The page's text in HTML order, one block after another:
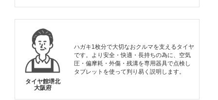
タイヤ館堺北
大阪府
ハガキ1枚分で大切なおクルマを支えるタイヤ
です。より安全・快適・長持ちの為に、空気
圧・偏摩耗・外傷・残溝を専用器具で点検し
タブレットを使って判り易く説明します。